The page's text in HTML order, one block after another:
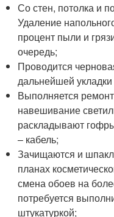
Со стен, потолка и
Удаление
процент пыли и
очередь;
Проводится
дальнейшей
Выполняется
навешивание
раскладывают
– кабель;
Зачищаются и
планах
смена обоев на
потребуется
штукатуркой;